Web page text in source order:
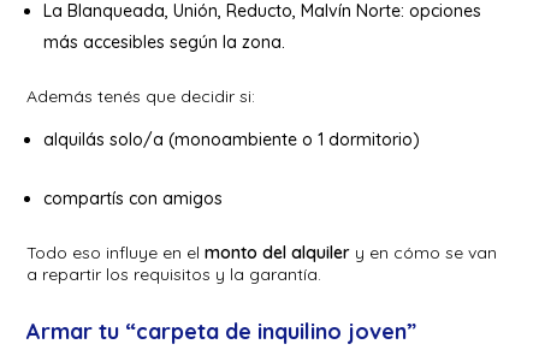
La Blanqueada, Unión, Reducto, Malvín Norte: opciones
más accesibles según la zona.
Además tenés que decidir si:
alquilás solo/a (monoambiente o 1 dormitorio)
compartís con amigos
Todo eso influye en elmonto del alquiler y en cómo se van
a repartir los requisitos y la garantía.
Armar tu “carpeta de inquilino joven”